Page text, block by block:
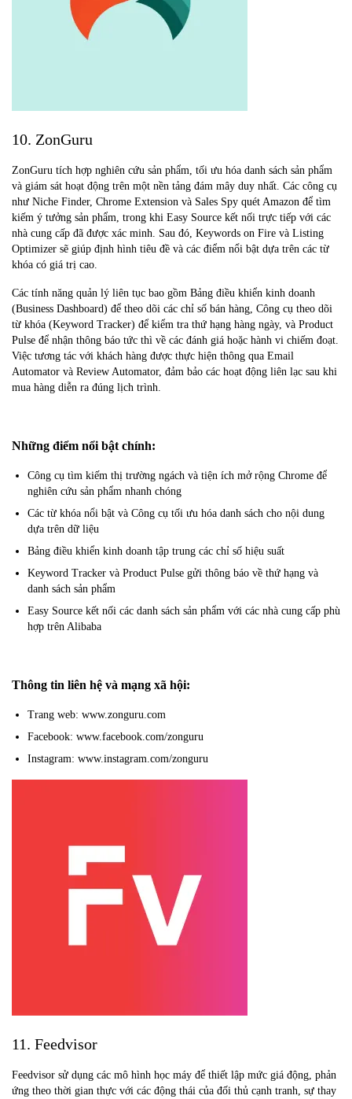
10. ZonGuru
ZonGuru tích hợp nghiên cứu sản phẩm, tối ưu hóa danh sách sản phẩm
và giám sát hoạt động trên một nền tảng đám mây duy nhất. Các công cụ
như Niche Finder, Chrome Extension và Sales Spy quét Amazon để tìm
kiếm ý tưởng sản phẩm, trong khi Easy Source kết nối trực tiếp với các
nhà cung cấp đã được xác minh. Sau đó, Keywords on Fire và Listing
Optimizer sẽ giúp định hình tiêu đề và các điểm nổi bật dựa trên các từ
khóa có giá trị cao.
Các tính năng quản lý liên tục bao gồm Bảng điều khiển kinh doanh
(Business Dashboard) để theo dõi các chỉ số bán hàng, Công cụ theo dõi
từ khóa (Keyword Tracker) để kiểm tra thứ hạng hàng ngày, và Product
Pulse để nhận thông báo tức thì về các đánh giá hoặc hành vi chiếm đoạt.
Việc tương tác với khách hàng được thực hiện thông qua Email
Automator và Review Automator, đảm bảo các hoạt động liên lạc sau khi
mua hàng diễn ra đúng lịch trình.
Những điểm nổi bật chính:
Công cụ tìm kiếm thị trường ngách và tiện ích mở rộng Chrome để
nghiên cứu sản phẩm nhanh chóng
Các từ khóa nổi bật và Công cụ tối ưu hóa danh sách cho nội dung
dựa trên dữ liệu
Bảng điều khiển kinh doanh tập trung các chỉ số hiệu suất
Keyword Tracker và Product Pulse gửi thông báo về thứ hạng và
danh sách sản phẩm
Easy Source kết nối các danh sách sản phẩm với các nhà cung cấp phù
hợp trên Alibaba
Thông tin liên hệ và mạng xã hội:
Trang web: www.zonguru.com
Facebook: www.facebook.com/zonguru
Instagram: www.instagram.com/zonguru
11. Feedvisor
Feedvisor sử dụng các mô hình học máy để thiết lập mức giá động, phản
ứng theo thời gian thực với các động thái của đối thủ cạnh tranh, sự thay